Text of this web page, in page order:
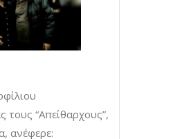
τους “Απείθαρχους”,
ανέφερε: